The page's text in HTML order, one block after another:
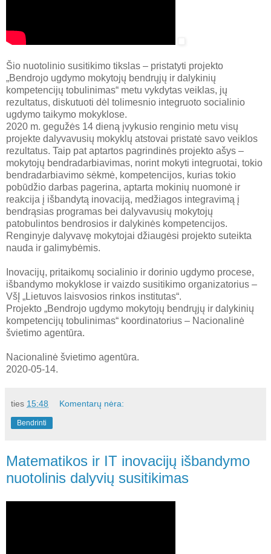
Šio nuotolinio susitikimo tikslas – pristatyti projekto
„Bendrojo ugdymo mokytojų bendrųjų ir dalykinių
kompetencijų tobulinimas“ metu vykdytas veiklas, jų
rezultatus, diskutuoti dėl tolimesnio integruoto socialinio
ugdymo taikymo mokyklose.
2020 m. gegužės 14 dieną įvykusio renginio metu visų
projekte dalyvavusių mokyklų atstovai pristatė savo veiklos
rezultatus. Taip pat aptartos pagrindinės projekto ašys –
mokytojų bendradarbiavimas, norint mokyti integruotai, tokio
bendradarbiavimo sėkmė, kompetencijos, kurias tokio
pobūdžio darbas pagerina, aptarta mokinių nuomonė ir
reakcija į išbandytą inovaciją, medžiagos integravimą į
bendrąsias programas bei dalyvavusių mokytojų
patobulintos bendrosios ir dalykinės kompetencijos.
Renginyje dalyvavę mokytojai džiaugėsi projekto suteikta
nauda ir galimybėmis.
Inovacijų, pritaikomų socialinio ir dorinio ugdymo procese,
išbandymo mokyklose ir vaizdo susitikimo organizatorius –
VšĮ „Lietuvos laisvosios rinkos institutas“.
Projekto „Bendrojo ugdymo mokytojų bendrųjų ir dalykinių
kompetencijų tobulinimas“ koordinatorius – Nacionalinė
švietimo agentūra.
Nacionalinė švietimo agentūra.
2020-05-14.
ties 15:48 Komentarų nėra:
Bendrinti
Matematikos ir IT inovacijų išbandymo
nuotolinis dalyvių susitikimas